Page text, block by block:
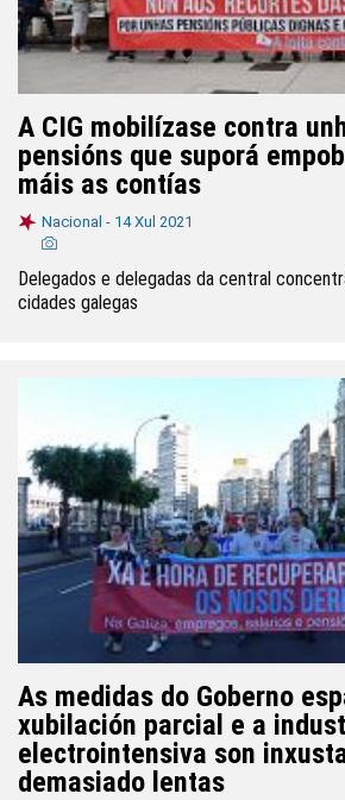
A CIG mobilízase contra
pensións que suporá
máis as contías
Nacional - 14 Xul 2021
Delegados e delegadas da central
cidades galegas
As medidas do Goberno
xubilación parcial e a
electrointensiva son
demasiado lentas